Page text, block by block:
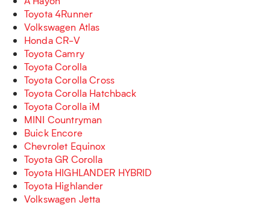
Toyota 4Runner
Volkswagen Atlas
Honda CR-V
Toyota Camry
Toyota Corolla
Toyota Corolla Cross
Toyota Corolla Hatchback
Toyota Corolla iM
MINI Countryman
Buick Encore
Chevrolet Equinox
Toyota GR Corolla
Toyota HIGHLANDER HYBRID
Toyota Highlander
Volkswagen Jetta